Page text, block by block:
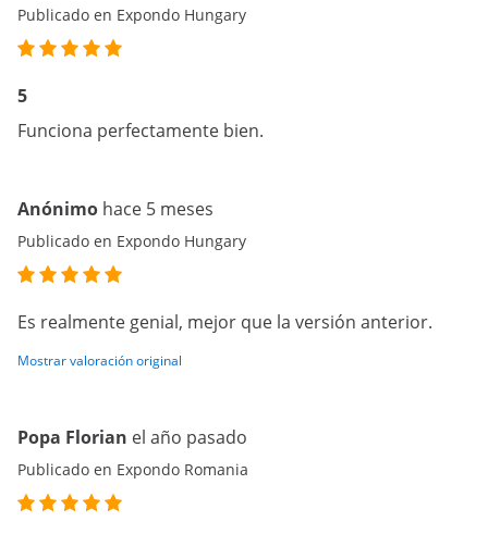
Publicado en Expondo Hungary
5
Funciona perfectamente bien.
Anónimo hace 5 meses
Publicado en Expondo Hungary
Es realmente genial, mejor que la versión anterior.
Mostrar valoración original
Popa Florian el año pasado
Publicado en Expondo Romania